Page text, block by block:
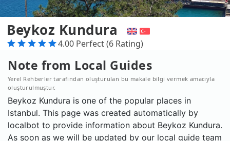
Beykoz Kundura
4.00 Perfect (6 Rating)
Note from Local Guides
Yerel Rehberler tarafından oluşturulan bu makale bilgi vermek amacıyla
oluşturulmuştur.
Beykoz Kundura is one of the popular places in
Istanbul. This page was created automatically by
localbot to provide information about Beykoz Kundura.
As soon as we will be updated by our local guide team